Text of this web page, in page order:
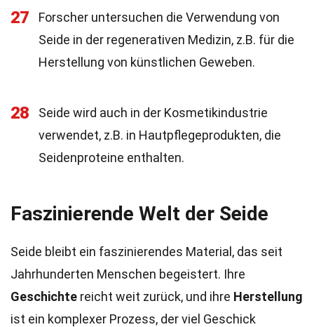
27
Forscher untersuchen die Verwendung von
Seide in der regenerativen Medizin, z.B. für die
Herstellung von künstlichen Geweben.
28
Seide wird auch in der Kosmetikindustrie
verwendet, z.B. in Hautpflegeprodukten, die
Seidenproteine enthalten.
Faszinierende Welt der Seide
Seide bleibt ein faszinierendes Material, das seit
Jahrhunderten Menschen begeistert. Ihre
Geschichte reicht weit zurück, und ihre Herstellung
ist ein komplexer Prozess, der viel Geschick